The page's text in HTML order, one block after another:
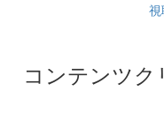
コンテンツ